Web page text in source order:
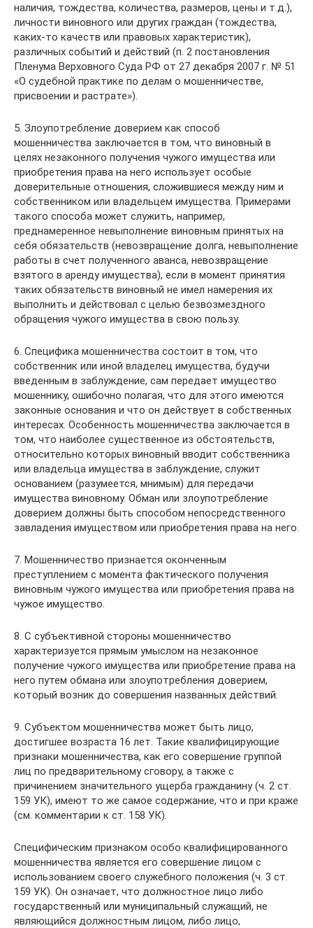
наличия, тождества, количества, размеров, цены и т.д.),
личности виновного или других граждан (тождества,
каких-то качеств или правовых характеристик),
различных событий и действий (п. 2 постановления
Пленума Верховного Cуда РФ от 27 декабря 2007 г. № 51
«О судебной практике по делам о мошенничестве,
присвоении и растрате»).
5. Злоупотребление доверием как способ
мошенничества заключается в том, что виновный в
целях незаконного получения чужого имущества или
приобретения права на него использует особые
доверительные отношения, сложившиеся между ним и
собственником или владельцем имущества. Примерами
такого способа может служить, например,
преднамеренное невыполнение виновным принятых на
себя обязательств (невозвращение долга, невыполнение
работы в счет полученного аванса, невозвращение
взятого в аренду имущества), если в момент принятия
таких обязательств виновный не имел намерения их
выполнить и действовал с целью безвозмездного
обращения чужого имущества в свою пользу.
6. Специфика мошенничества состоит в том, что
собственник или иной владелец имущества, будучи
введенным в заблуждение, сам передает имущество
мошеннику, ошибочно полагая, что для этого имеются
законные основания и что он действует в собственных
интересах. Особенность мошенничества заключается в
том, что наиболее существенное из обстоятельств,
относительно которых виновный вводит собственника
или владельца имущества в заблуждение, служит
основанием (разумеется, мнимым) для передачи
имущества виновному. Обман или злоупотребление
доверием должны быть способом непосредственного
завладения имуществом или приобретения права на него.
7. Мошенничество признается оконченным
преступлением с момента фактического получения
виновным чужого имущества или приобретения права на
чужое имущество.
8. С субъективной стороны мошенничество
характеризуется прямым умыслом на незаконное
получение чужого имущества или приобретение права на
него путем обмана или злоупотребления доверием,
который возник до совершения названных действий.
9. Субъектом мошенничества может быть лицо,
достигшее возраста 16 лет. Такие квалифицирующие
признаки мошенничества, как его совершение группой
лиц по предварительному сговору, а также с
причинением значительного ущерба гражданину (ч. 2 ст.
159 УК), имеют то же самое содержание, что и при краже
(см. комментарии к ст. 158 УК).
Специфическим признаком особо квалифицированного
мошенничества является его совершение лицом с
использованием своего служебного положения (ч. 3 ст.
159 УК). Он означает, что должностное лицо либо
государственный или муниципальный служащий, не
являющийся должностным лицом, либо лицо,